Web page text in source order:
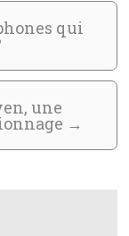
qui
une
→